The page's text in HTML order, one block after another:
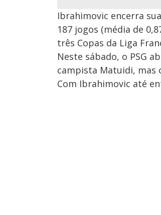
Ibrahimovic encerra
187 jogos (média de
três Copas da Liga
Neste sábado, o PSG
campista Matuidi, mas
Com Ibrahimovic até